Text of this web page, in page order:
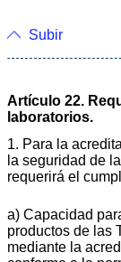
Subir
Artículo 22.
laboratorios.
1. Para la
la seguridad de
requerirá el
a) Capacidad
productos de las
mediante la